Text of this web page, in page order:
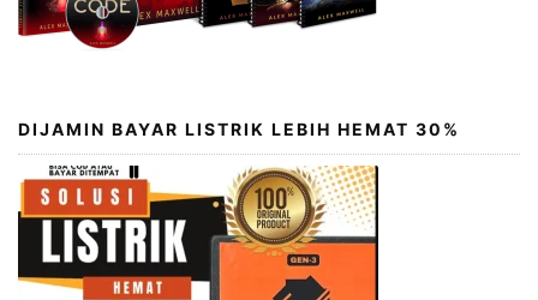
DIJAMIN BAYAR LISTRIK LEBIH HEMAT 30%